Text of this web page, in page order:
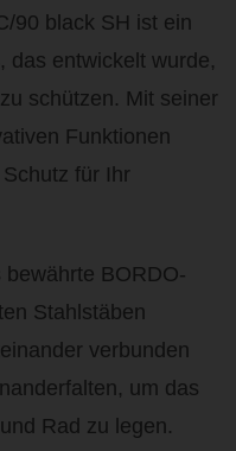
90 black SH ist ein
das entwickelt wurde,
schützen. Mit seiner
Funktionen
für Ihr
BORDO-
Stahlstäben
verbunden
um das
Rad zu legen.